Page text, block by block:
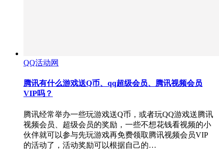
QQ活动网
腾讯有什么游戏送Q币、qq超级会员、腾讯视频会员
VIP吗？
腾讯经常举办一些玩游戏送Q币，或者玩QQ游戏送腾讯
视频会员、超级会员的奖励，一些不想花钱看视频的小
伙伴就可以参与先玩游戏再免费领取腾讯视频会员VIP
的活动了，活动奖励可以根据自己的…